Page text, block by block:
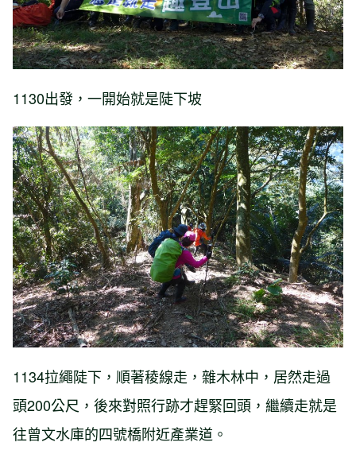
1130出發，一開始就是陡下坡
1134拉繩陡下，順著稜線走，雜木林中，居然走過
頭200公尺，後來對照行跡才趕緊回頭，繼續走就是
往曾文水庫的四號橋附近產業道。